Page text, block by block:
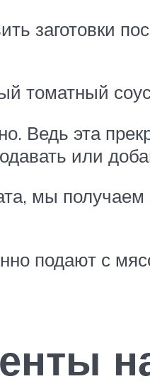
заготовки
томатный
Ведь эта
или
мы
подают с